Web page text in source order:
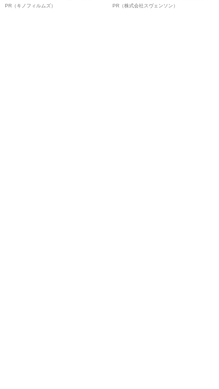
ボ》
PR（キノフィルムズ）
オイ”や“ベタつき”を解消す
PR（株式会社スヴェンソン）